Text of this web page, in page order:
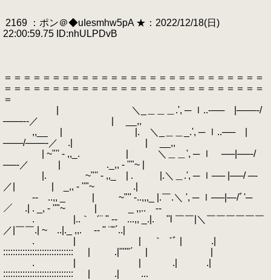
2169 ：ポン＠◆uIesmhw5pA ★：2022/12/18(日)
22:00:59.75 ID:nhULPDvB
＝＝＝＝＝＝＝＝＝＝＝＝＝＝＝＝＝＝＝＝＝＝＝＝＝＝＝
＝＝＝＝＝＝＝＝＝＝＝＝＝＝＝＝＝＝＝＝＝＝＝＝＝＝＝
＝
| ＼_＿＿＿.', ─ ｌ..‐── |───‐/
───‐‐／ | __,,
,,__ | |. ＼_＿＿_.', ─ ｌ..── |
───/───‐／ .| | __,,
| ~"'' - ,,_. | ＼＿＿', ─ ｌ ──|──‐/
──‐／ | ._,, - ''"~ |
|. ~"'' - ,,_ | . |.＼＿.', ─ ｌ── |──/ ─‐
／| | _,, - ''"~ .|
‐- ..,, _ | ~"'' -..,,,_ |.￣.＼ ', ─ ｌ──|─‐/ﾞ'─
／ .| . _, - ''"~ | _ ,,.. -‐
. |..｀゛¨ '' ‐- ...,, _.|. ''l ￣￣|＼￣￣￣￣￣￣
／|￣￣.| ~ ..|._ ,,. -‐ '' ¨"´..|
. | | ｀゛ﾞ | .|
::::::::::::::::::::::::::::: | .|''''"´ | |
. | | .| .|
::::::::::::::::::::::::::::: | .| ...